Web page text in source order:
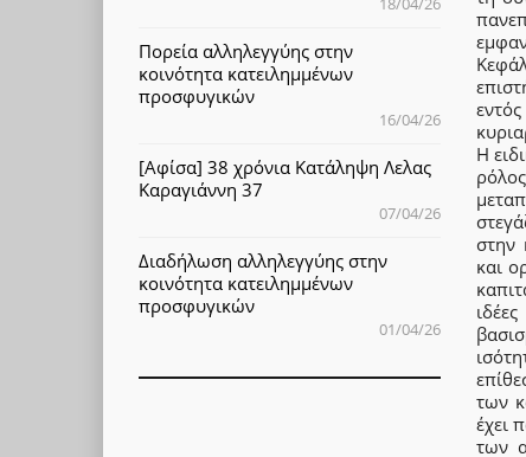
Η
στην
και
των
έχει
των
Πορεία αλληλεγγύης στην
κοινότητα κατειλημμένων
προσφυγικών
16/04/26
[Αφίσα] 38 χρόνια Κατάληψη Λελας
Καραγιάννη 37
07/04/26
Διαδήλωση αλληλεγγύης στην
κοινότητα κατειλημμένων
προσφυγικών
01/04/26